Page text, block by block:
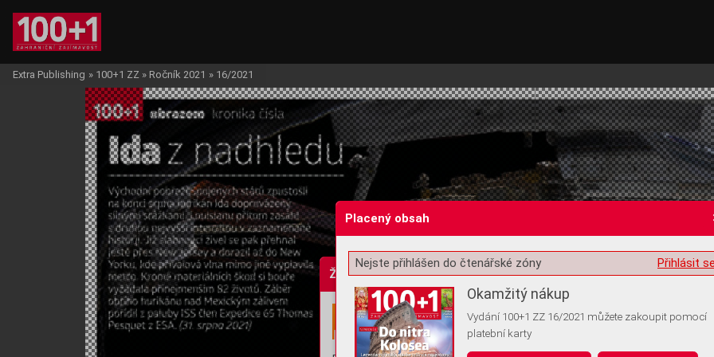
Žádost o souhlas s ukládáním volitelných informací
Extra Publishing » 100+1 ZZ » Ročník 2021 » 16/2021
Placený obsah
Přihlásit
Nejste přihlášen do čtenářské zóny
Okamžitý nákup
Vydání 100+1 ZZ 16/2021 můžete zakoupit pomocí
platební karty